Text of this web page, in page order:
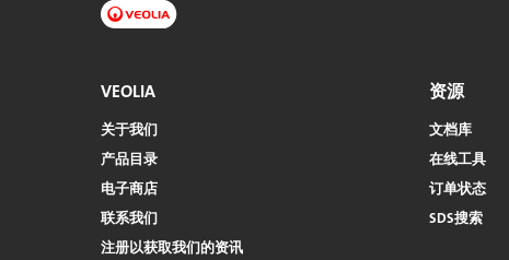
VEOLIA
关于我们
产品目录
电子商店​​​​​​​
联系我们
注册以获取我们的资讯
资源
文档库
在线工具
订单状态
SDS搜索